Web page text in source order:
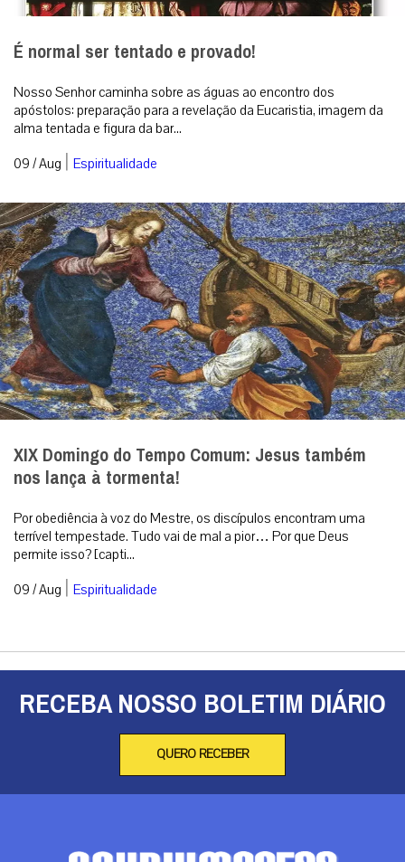
É normal ser tentado e provado!
Nosso Senhor caminha sobre as águas ao encontro dos
apóstolos: preparação para a revelação da Eucaristia, imagem da
alma tentada e figura da bar...
09 / Aug | Espiritualidade
XIX Domingo do Tempo Comum: Jesus também
nos lança à tormenta!
Por obediência à voz do Mestre, os discípulos encontram uma
terrível tempestade. Tudo vai de mal a pior… Por que Deus
permite isso? [capti...
09 / Aug | Espiritualidade
RECEBA NOSSO BOLETIM DIÁRIO
QUERO RECEBER